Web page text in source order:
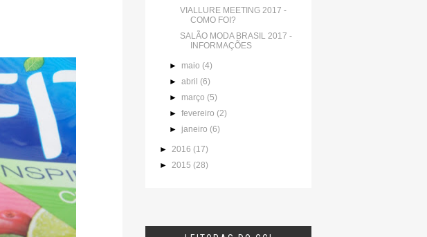
VIALLURE MEETING 2017 -
COMO FOI?
SALÃO MODA BRASIL 2017 -
INFORMAÇÕES
► maio (4)
►abril (6)
► março (5)
►fevereiro (2)
► janeiro (6)
► 2016 (17)
► 2015 (28)